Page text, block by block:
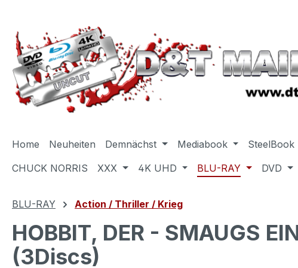
Home Neuheiten Demnächst Mediabook SteelBook
CHUCK NORRIS
XXX 4K UHD BLU-RAY DVD
BLU-RAY Action / Thriller / Krieg
HOBBIT, DER - SMAUGS
(3Discs)